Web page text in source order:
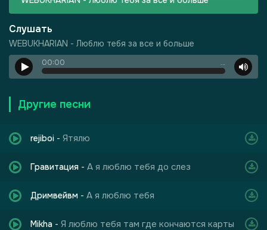
Слушать
WEBUKHARIAN - Люблю тебя за все и больше
00:00 …
Другие песни
rejiboi - Ятялю
Гравитация - А я люблю тебя до слез
Дримвейвм - А я люблю тебя
Mikha - Я люблю тебя там где кончаются карты